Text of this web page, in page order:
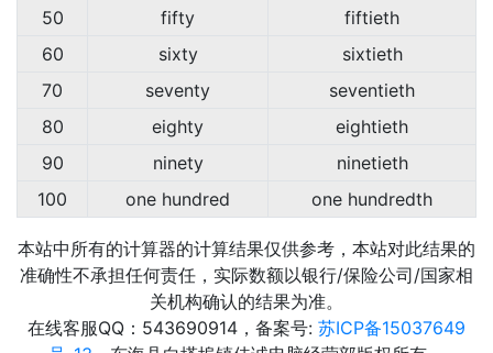
50
fifty
fiftieth
60
sixty
sixtieth
70
seventy
seventieth
80
eighty
eightieth
90
ninety
ninetieth
100
one hundred one hundredth
本站中所有的计算器的计算结果仅供参考，本站对此结果的
准确性不承担任何责任，实际数额以银行/保险公司/国家相
关机构确认的结果为准。
在线客服QQ：543690914，备案号: 苏ICP备15037649